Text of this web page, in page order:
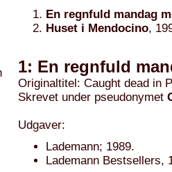
En regnfuld mandag
Huset i Mendocino,
1: En regnfuld
Originaltitel: Caught dead in
Skrevet under pseudonymet
Udgaver:
Lademann; 1989.
Lademann Bestsellers,